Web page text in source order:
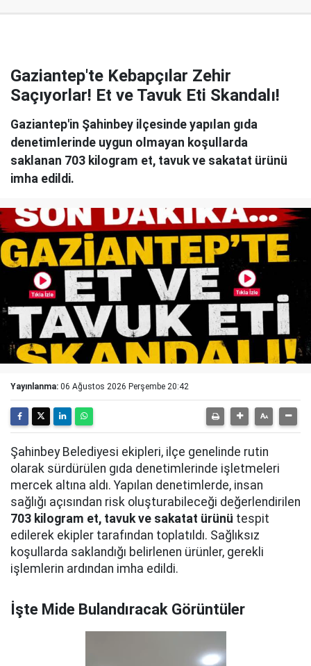
Gaziantep'te Kebapçılar Zehir
Saçıyorlar! Et ve Tavuk Eti Skandalı!
Gaziantep'in Şahinbey ilçesinde yapılan gıda
denetimlerinde uygun olmayan koşullarda
saklanan 703 kilogram et, tavuk ve sakatat ürünü
imha edildi.
Yayınlanma: 06 Ağustos 2026 Perşembe 20:42
Şahinbey Belediyesi ekipleri, ilçe genelinde rutin
olarak sürdürülen gıda denetimlerinde işletmeleri
mercek altına aldı. Yapılan denetimlerde, insan
sağlığı açısından risk oluşturabileceği değerlendirilen
703 kilogram et, tavuk ve sakatat ürünü tespit
edilerek ekipler tarafından toplatıldı. Sağlıksız
koşullarda saklandığı belirlenen ürünler, gerekli
işlemlerin ardından imha edildi.
İşte Mide Bulandıracak Görüntüler